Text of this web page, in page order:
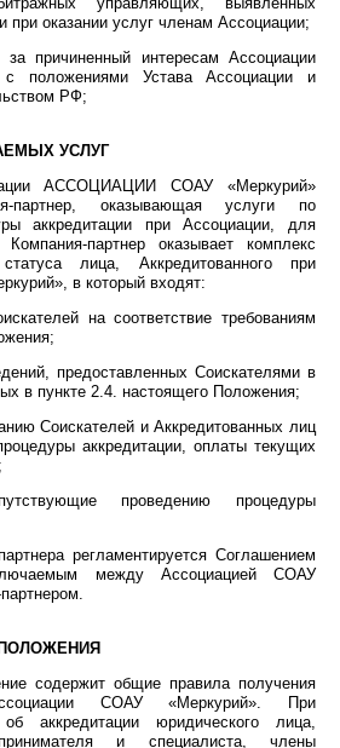
при оказании услуг членам Ассоциации;
за причиненный интересам Ассоциации
положениями Устава Ассоциации и
РФ;
УСЛУГ
АССОЦИАЦИИ СОАУ «Меркурий»
партнер, оказывающая услуги по
аккредитации при Ассоциации, для
партнер оказывает комплекс
лица, Аккредитованного при
в который входят:
на соответствие требованиям
предоставленных Соискателями в
в пункте 2.4. настоящего Положения;
Соискателей и Аккредитованных лиц
аккредитации, оплаты текущих
проведению процедуры
регламентируется Соглашением
между Ассоциацией СОАУ
содержит общие правила получения
СОАУ «Меркурий». При
аккредитации юридического лица,
и специалиста, члены